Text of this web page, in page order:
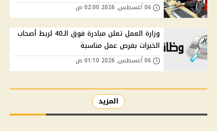
وزارة العمل تعلن مبادرة فوق الـ40 لربط أصحاب
الخبرات بفرص عمل مناسبة
المزيد